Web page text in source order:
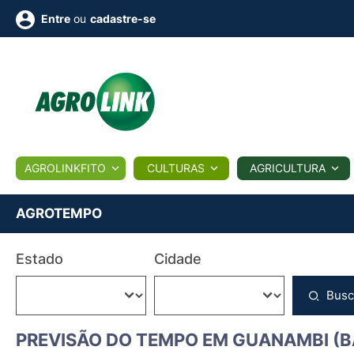
BIOLÓGICOS COTAÇÕES NOTÍCIAS
Conversor Colunistas Eventos
Vídeos
Entre ou cadastre-se
AGROLINKFITO CULTURAS AGRICULTURA
AGROTEMPO
Estado Cidade
PREVISÃO DO TEMPO EM GUANAMBI